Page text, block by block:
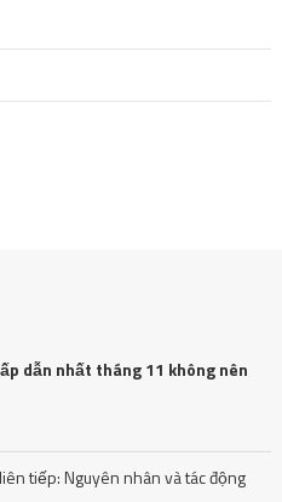
dẫn nhất tháng 11 không nên
tiếp: Nguyên nhân và tác động